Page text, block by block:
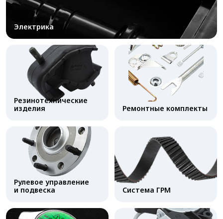
Резинотехнические
изделия
Ремонтные комплекты
Рулевое управление
и подвеска
Система ГРМ
Электрика